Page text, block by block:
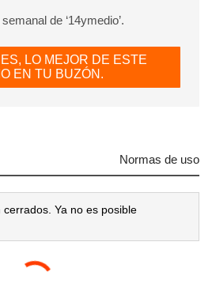
de ‘14ymedio’.
LO MEJOR DE ESTE
EN TU BUZÓN.
Normas de uso
Ya no es posible